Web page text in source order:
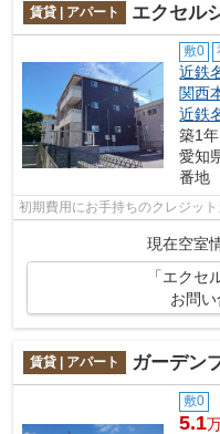
賃貸 | アパート エクセル
敷0
近鉄
関西
近鉄
築1年
愛知
番地
初期費用にお手持ちのクレジッ
現在空室
「エク
お問
賃貸 | アパート ガーデン
敷0
5.1